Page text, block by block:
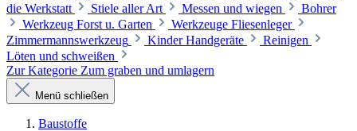
die Werkstatt
Stiele aller Art Messen und wiegen
Bohrer
Werkzeug Forst u. Garten
Werkzeuge Fliesenleger
Zimmermannswerkzeug
Kinder Handgeräte
Reinigen
Löten und schweißen
Zur Kategorie Zum graben und umlagern
Menü schließen
Baustoffe